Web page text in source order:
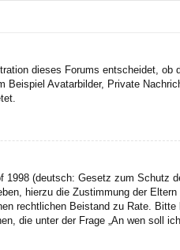
dieses Forums entscheidet,
Avatarbilder, Private
1998 (deutsch: Gesetz zum
hierzu die Zustimmung der
rechtlichen Beistand zu Rate.
die unter der Frage „An wen soll